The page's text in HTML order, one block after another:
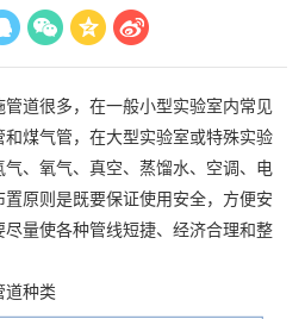
道很多，在一般小型实验室内常见
煤气管，在大型实验室或特殊实验
、氧气、真空、蒸馏水、空调、电
原则是既要保证使用安全，方便安
量使各种管线短捷、经济合理和整
种类